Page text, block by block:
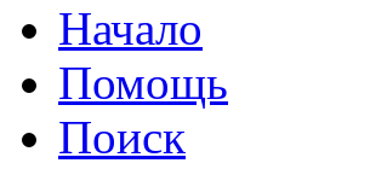
Начало
Помощь
Поиск